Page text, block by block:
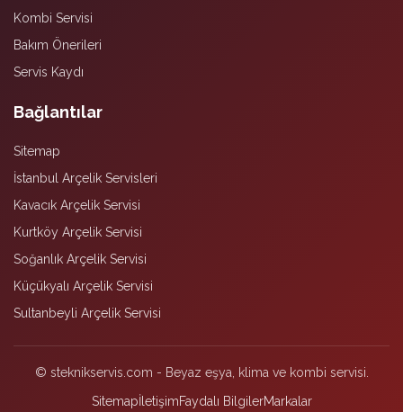
Kombi Servisi
Bakım Önerileri
Servis Kaydı
Bağlantılar
Sitemap
İstanbul Arçelik Servisleri
Kavacık Arçelik Servisi
Kurtköy Arçelik Servisi
Soğanlık Arçelik Servisi
Küçükyalı Arçelik Servisi
Sultanbeyli Arçelik Servisi
© steknikservis.com - Beyaz eşya, klima ve kombi servisi.
SitemapİletişimFaydalı BilgilerMarkalar